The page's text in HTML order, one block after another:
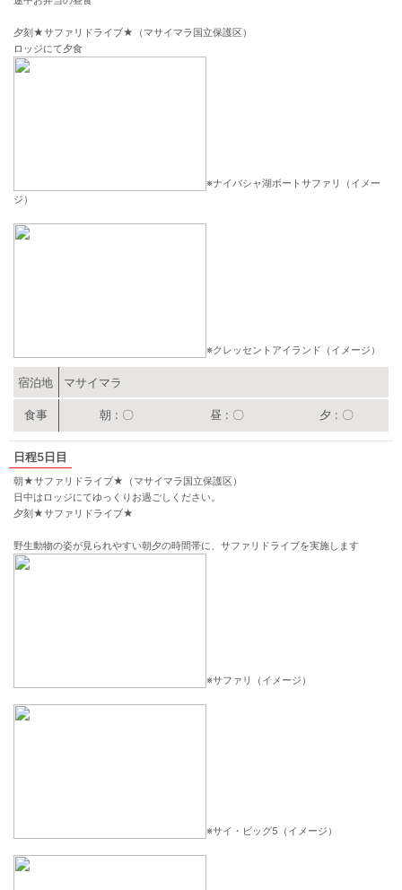
夕刻★サファリドライブ★（マサイマラ国立保護区）
ロッジにて夕食
※ナイバシャ湖ボートサファリ（イメー
ジ）
※クレッセントアイランド（イメージ）
宿泊地 マサイマラ
朝 〇 昼 〇 夕 〇
5日目
朝★サファリドライブ★（マサイマラ国立保護区）
日中はロッジにてゆっくりお過ごしください。
夕刻★サファリドライブ★
野生動物の姿が見られやすい朝夕の時間帯に、サファリドライブを実施します
※サファリ（イメージ）
※サイ・ビッグ5（イメージ）